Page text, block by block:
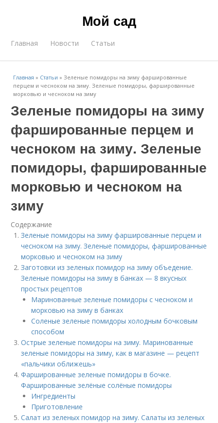
Мой сад
Главная Новости Статьи
Главная » Статьи »Зеленые помидоры на зиму фаршированные
перцем и чесноком на зиму. Зеленые помидоры, фаршированные
морковью и чесноком на зиму
Зеленые помидоры на зиму
фаршированные перцем и
чесноком на зиму. Зеленые
помидоры, фаршированные
морковью и чесноком на
зиму
Содержание
Зеленые помидоры на зиму фаршированные перцем и
чесноком на зиму. Зеленые помидоры, фаршированные
морковью и чесноком на зиму
Заготовки из зеленых помидор на зиму объедение.
Зеленые помидоры на зиму в банках — 8 вкусных
простых рецептов
Маринованные зеленые помидоры с чесноком и
морковью на зиму в банках
Соленые зеленые помидоры холодным бочковым
способом
Острые зеленые помидоры на зиму. Маринованные
зеленые помидоры на зиму, как в магазине — рецепт
«пальчики оближешь»
Фаршированные зеленые помидоры в бочке.
Фаршированные зелёные солёные помидоры
Ингредиенты
Приготовление
Салат из зеленых помидор на зиму. Салаты из зеленых